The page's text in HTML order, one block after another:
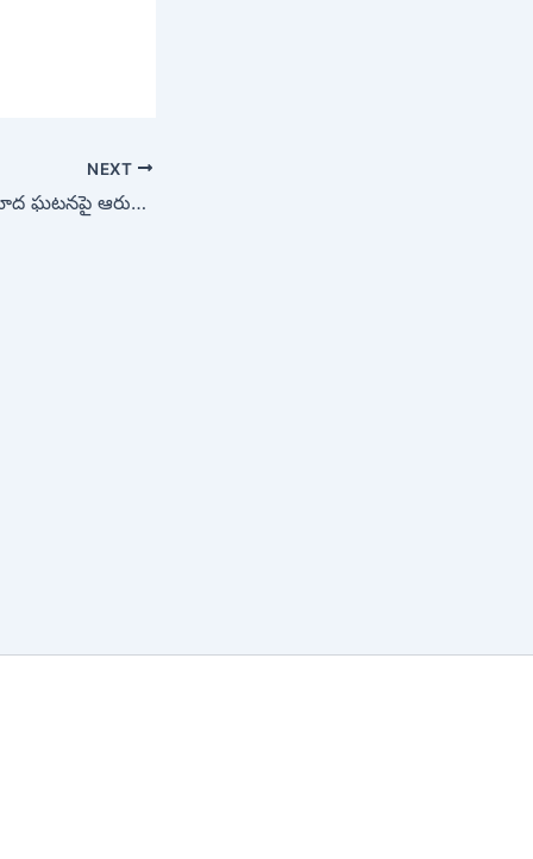
NEXT
గుల్జార్ హౌస్ అగ్నిప్రమాద ఘటనపై ఆరుగురు ఉన్నతాధికారులతో కమిటీ